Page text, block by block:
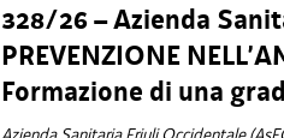
328/26 – Azienda
PREVENZIONE
Formazione di una